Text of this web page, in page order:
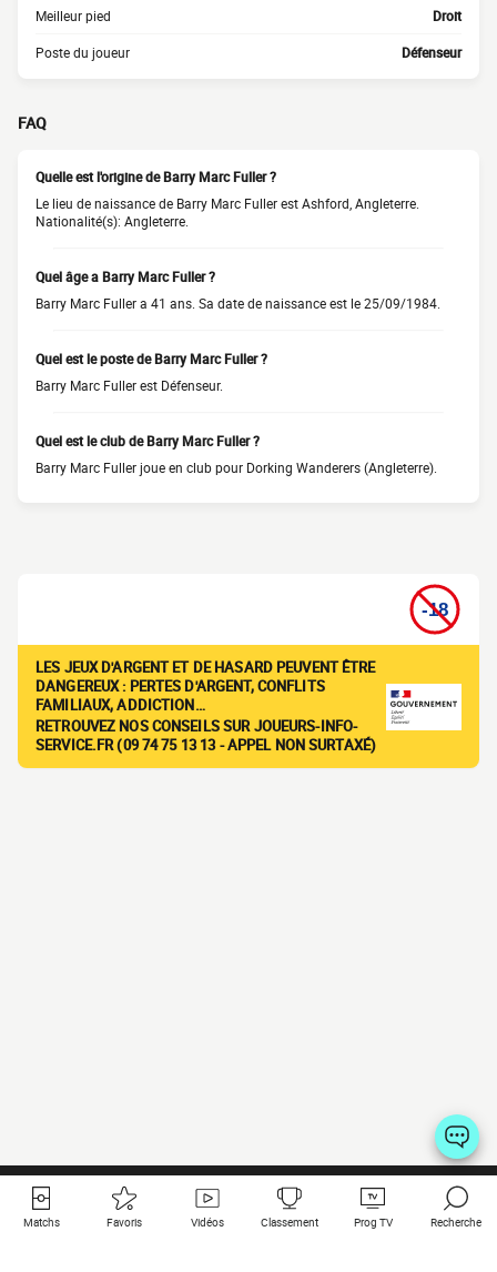
Meilleur pied Droit
Poste du joueur Défenseur
FAQ
Quelle est l'origine de Barry Marc Fuller ?
Le lieu de naissance de Barry Marc Fuller est Ashford, Angleterre.
Nationalité(s): Angleterre.
Quel âge a Barry Marc Fuller ?
Barry Marc Fuller a 41 ans. Sa date de naissance est le 25/09/1984.
Quel est le poste de Barry Marc Fuller ?
Barry Marc Fuller est Défenseur.
Quel est le club de Barry Marc Fuller ?
Barry Marc Fuller joue en club pour Dorking Wanderers (Angleterre).
LES JEUX D'ARGENT ET DE HASARD PEUVENT ÊTRE
DANGEREUX : PERTES D'ARGENT, CONFLITS
FAMILIAUX, ADDICTION…
RETROUVEZ NOS CONSEILS SUR JOUEURS-INFO-
SERVICE.FR (09 74 75 13 13 - APPEL NON SURTAXÉ)
Matchs Favoris Vidéos Classement Prog TV Recherche